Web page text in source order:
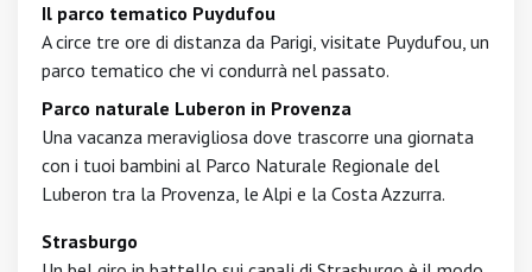
Il parco tematico Puydufou
A circe tre ore di distanza da Parigi, visitate Puydufou, un
parco tematico che vi condurrà nel passato.
Parco naturale Luberon in Provenza
Una vacanza meravigliosa dove trascorre una giornata
con i tuoi bambini al Parco Naturale Regionale del
Luberon tra la Provenza, le Alpi e la Costa Azzurra.
Strasburgo